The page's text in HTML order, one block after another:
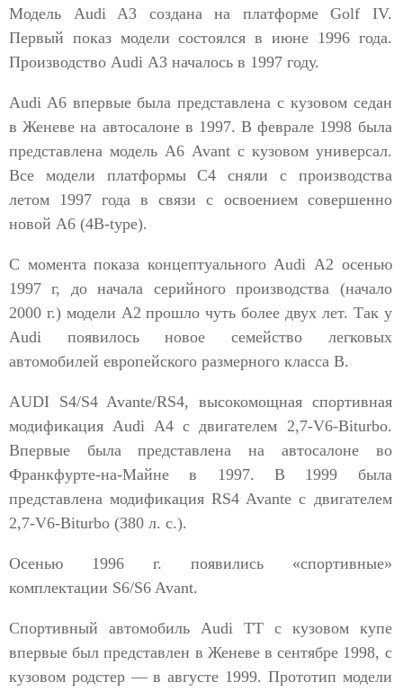
Модель Audi A3 создана на платформе Golf IV.
Первый показ модели состоялся в июне 1996 года.
Производство Audi А3 началось в 1997 году.
Audi A6 впервые была представлена с кузовом седан
в Женеве на автосалоне в 1997. В феврале 1998 была
представлена модель А6 Avant с кузовом универсал.
Все модели платформы С4 сняли с производства
летом 1997 года в связи с освоением совершенно
новой A6 (4B-type).
С момента показа концептуального Audi А2 осенью
1997 г, до начала серийного производства (начало
2000 г.) модели А2 прошло чуть более двух лет. Так у
Audi появилось новое семейство легковых
автомобилей европейского размерного класса В.
AUDI S4/S4 Avante/RS4, высокомощная спортивная
модификация Audi A4 с двигателем 2,7-V6-Biturbo.
Впервые была представлена на автосалоне во
Франкфурте-на-Майне в 1997. В 1999 была
представлена модификация RS4 Avante с двигателем
2,7-V6-Biturbo (380 л. с.).
Осенью 1996 г. появились «спортивные»
комплектации S6/S6 Avant.
Спортивный автомобиль Audi TT с кузовом купе
впервые был представлен в Женеве в сентябре 1998, с
кузовом родстер — в августе 1999. Прототип модели